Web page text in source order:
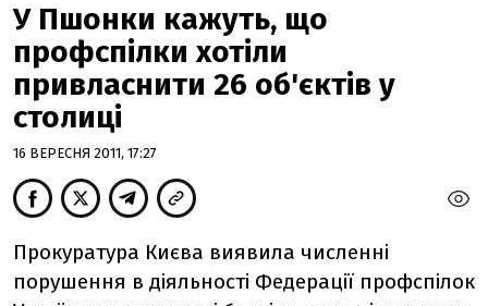
У Пшонки кажуть, що
профспілки хотіли
привласнити 26 об'єктів у
столиці
16 ВЕРЕСНЯ 2011, 17:27
Прокуратура Києва виявила численні
порушення в діяльності Федерації профспілок